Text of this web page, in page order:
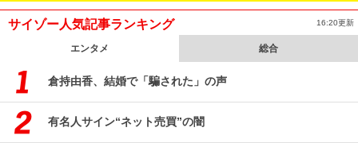
サイゾー人気記事ランキング 16:20更新
エンタメ 総合
倉持由香、結婚で「騙された」の声
有名人サイン“ネット売買”の闇